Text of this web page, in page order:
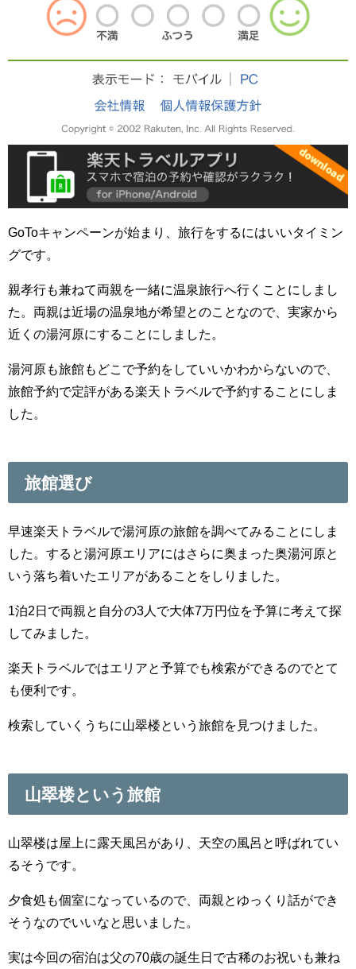
GoToキャンペーンが始まり、旅行をするにはいいタイミン
グです。
親孝行も兼ねて両親を一緒に温泉旅行へ行くことにしまし
た。両親は近場の温泉地が希望とのことなので、実家から
近くの湯河原にすることにしました。
湯河原も旅館もどこで予約をしていいかわからないので、
旅館予約で定評がある楽天トラベルで予約することにしま
した。
旅館選び
早速楽天トラベルで湯河原の旅館を調べてみることにしま
した。すると湯河原エリアにはさらに奥まった奥湯河原と
いう落ち着いたエリアがあることをしりました。
1泊2日で両親と自分の3人で大体7万円位を予算に考えて探
してみました。
楽天トラベルではエリアと予算でも検索ができるのでとて
も便利です。
検索していくうちに山翠楼という旅館を見つけました。
山翠楼という旅館
山翠楼は屋上に露天風呂があり、天空の風呂と呼ばれてい
るそうです。
夕食処も個室になっているので、両親とゆっくり話ができ
そうなのでいいなと思いました。
実は今回の宿泊は父の70歳の誕生日で古稀のお祝いも兼ね